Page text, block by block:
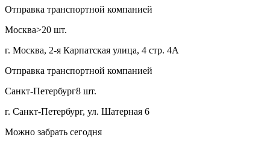
Отправка транспортной компанией
Москва>20 шт.
г. Москва, 2-я Карпатская улица, 4 стр. 4А
Отправка транспортной компанией
Санкт-Петербург8 шт.
г. Санкт-Петербург, ул. Шатерная 6
Можно забрать сегодня